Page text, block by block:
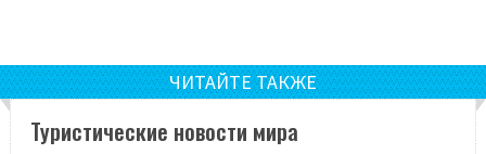
ЧИТАЙТЕ ТАКЖЕ
Туристические новости мира